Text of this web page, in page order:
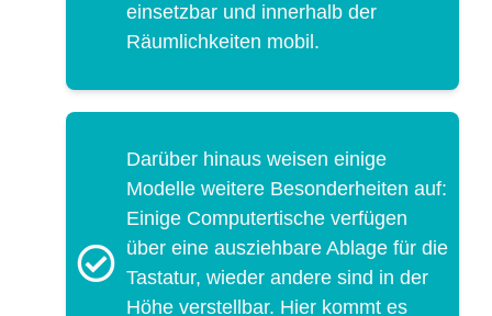
einsetzbar und innerhalb der
Räumlichkeiten mobil.
Darüber hinaus weisen einige
Modelle weitere Besonderheiten auf:
Einige Computertische verfügen
über eine ausziehbare Ablage für die
Tastatur, wieder andere sind in der
Höhe verstellbar. Hier kommt es